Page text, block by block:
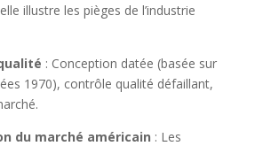
illustre les pièges de l’industrie
: Conception datée (basée sur
1970), contrôle qualité défaillant,
du marché américain : Les